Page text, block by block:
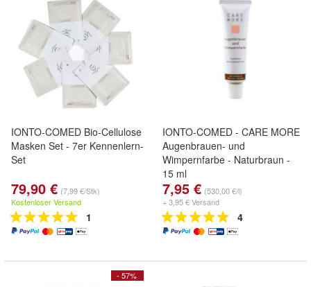
IONTO-COMED Bio-Cellulose
Masken Set - 7er Kennenlern-
Set
79,90 € (7,99 €/Stk)
Kostenloser Versand
1
IONTO-COMED - CARE MORE
Augenbrauen- und
Wimpernfarbe - Naturbraun -
15 ml
7,95 € (530,00 €/l)
+ 3,95 € Versand
4
- 57%